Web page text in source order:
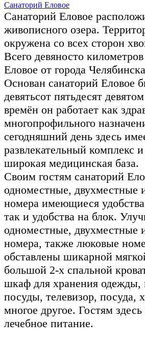
Санаторий Еловое
Санаторий Еловое
живописного озера.
окружена со всех сторон
Всего девяносто километров
Еловое от города
Основан санаторий Еловое
девятьсот пятьдесят
времён он работает как
многопрофильного
сегодняшний день здесь
развлекательный комплекс
широкая медицинская база.
Своим гостям санаторий
одноместные, двухместные
номера имеющиеся
так и удобства на блок.
одноместные, двухместные
номера, также люковые
обставлены шикарной
большой 2-х спальной
шкаф для хранения
посуды, телевизор, посуда,
многое другое. Гостям
лечебное питание.